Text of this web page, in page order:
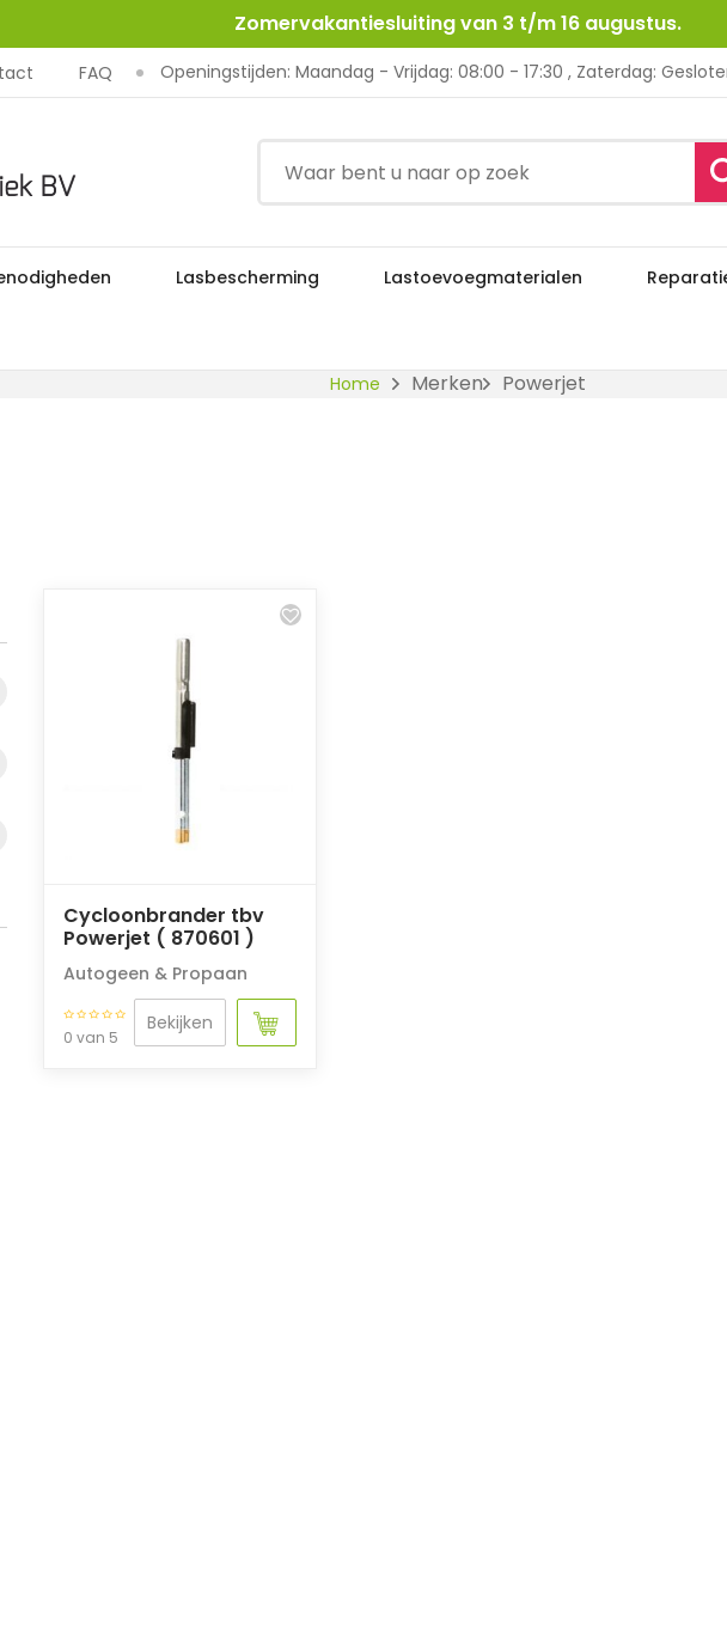
Zomervakantiesluiting van 3 t/m 16 augustus.
FAQ Openingstijden: Maandag - Vrijdag: 08:00 - 17:30 , Zaterdag:
Lasbescherming Lastoevoegmaterialen
Home Merken Powerjet
Cycloonbrander tbv
Powerjet ( 870601 )
Autogeen & Propaan
0 van 5
Bekijken